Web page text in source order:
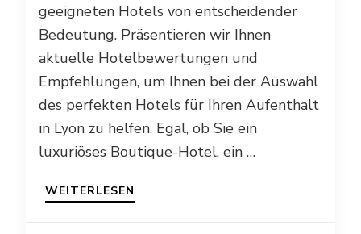
geeigneten Hotels von entscheidender
Bedeutung. Präsentieren wir Ihnen
aktuelle Hotelbewertungen und
Empfehlungen, um Ihnen bei der Auswahl
des perfekten Hotels für Ihren Aufenthalt
in Lyon zu helfen. Egal, ob Sie ein
luxuriöses Boutique-Hotel, ein …
WEITERLESEN